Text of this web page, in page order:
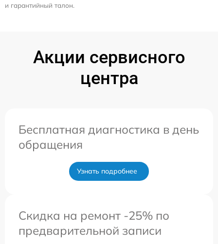
и гарантийный талон.
Акции сервисного
центра
Бесплатная диагностика в день
обращения
Узнать подробнее
Скидка на ремонт -25% по
предварительной записи